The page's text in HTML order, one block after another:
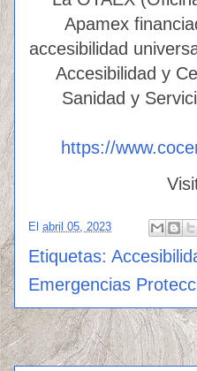
Apamex
accesibilidad
Accesibilidad y
Sanidad y
https://
El abril 05, 2023
Etiquetas:
Emergencias